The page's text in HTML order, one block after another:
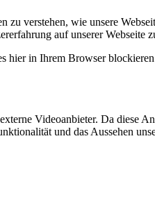
zu verstehen, wie unsere
auf unserer Webseite
hier in Ihrem Browser
Videoanbieter. Da diese
und das Aussehen